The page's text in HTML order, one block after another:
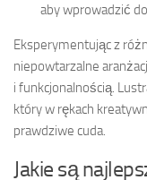
aby wprowadzić
Eksperymentując z
niepowtarzalne
i funkcjonalnością.
który w rękach
prawdziwe cuda.
Jakie są